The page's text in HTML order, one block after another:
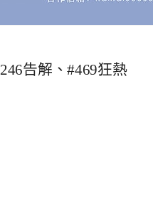
告解、#469狂熱